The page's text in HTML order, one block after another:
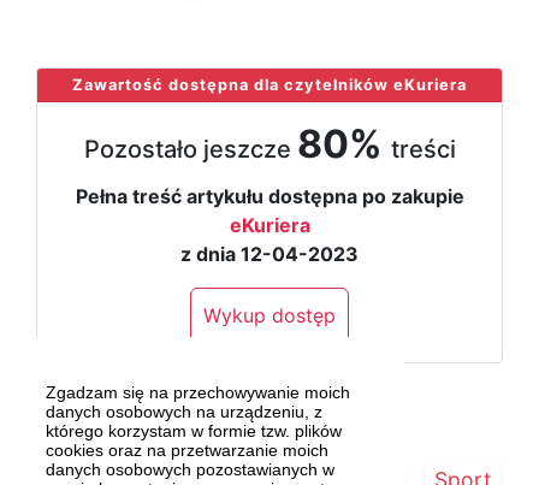
Zgadzam się na przechowywanie moich
danych osobowych na urządzeniu, z
którego korzystam w formie tzw. plików
cookies oraz na przetwarzanie moich
danych osobowych pozostawianych w
Zawartość dostępna dla czytelników eKuriera
Pozostało jeszcze 80% treści
Pełna treść artykułu dostępna po zakupie
eKuriera
z dnia 12-04-2023
Wykup dostęp
Strona główna Szczecin/Region Sport